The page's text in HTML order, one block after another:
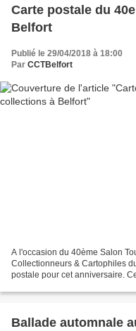
Carte postale du
Belfort
Publié le 29/04/2018 à 18:00
Par CCTBelfort
A l'occasion du 40ème Salon
Collectionneurs & Cartophiles
postale pour cet anniversaire.
Ballade automnale